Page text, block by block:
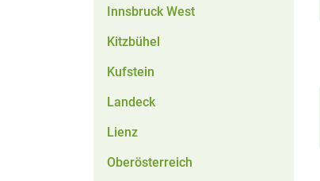
Innsbruck West
Kitzbühel
Kufstein
Landeck
Lienz
Oberösterreich